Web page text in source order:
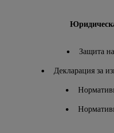
Защита
Декларация за